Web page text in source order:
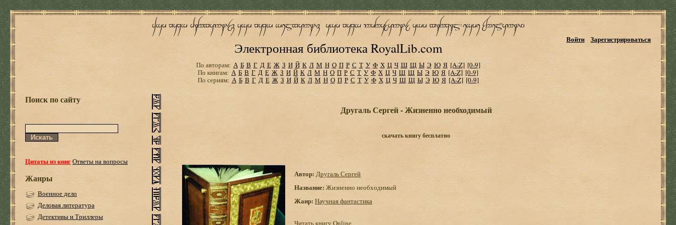
Электронная библиотека RoyalLib.com
Войти Зарегистрироваться
По авторам: А Б В Г Д Е Ж З И Й К Л М Н О П Р С Т У Ф Х Ц Ч Ш Щ Ы Э Ю Я [A-Z] [0-9]
По книгам: А Б В Г Д Е Ж З И Й К Л М Н О П Р С Т У Ф Х Ц Ч Ш Щ Ы Э Ю Я [A-Z] [0-9]
По сериям: А Б В Г Д Е Ж З И Й К Л М Н О П Р С Т У Ф Х Ц Ч Ш Щ Ы Э Ю Я [A-Z] [0-9]
Поиск по сайту
Цитаты из книгОтветы на вопросы
Жанры
Военное дело
Деловая литература
Детективы и Триллеры
Другаль Сергей - Жизненно необходимый
скачать книгу бесплатно
Автор: Другаль Сергей
Название: Жизненно необходимый
Жанр: Научная фантастика
Читать книгу Online